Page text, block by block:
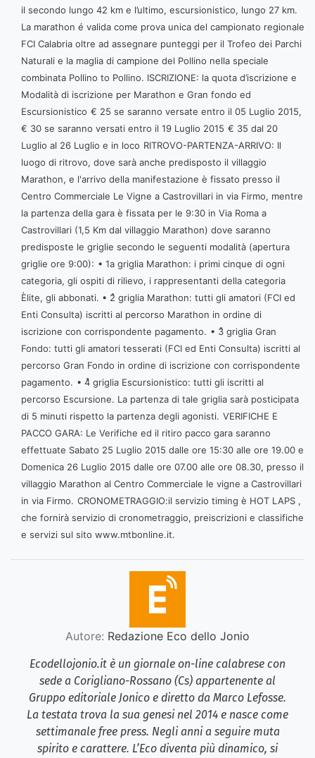
il secondo lungo 42 km e l’ultimo, escursionistico, lungo 27 km.
La marathon é valida come prova unica del campionato regionale
FCI Calabria oltre ad assegnare punteggi per il Trofeo dei Parchi
Naturali e la maglia di campione del Pollino nella speciale
combinata Pollino to Pollino. ISCRIZIONE: la quota d’iscrizione e
Modalità di iscrizione per Marathon e Gran fondo ed
Escursionistico € 25 se saranno versate entro il 05 Luglio 2015,
€ 30 se saranno versati entro il 19 Luglio 2015 € 35 dal 20
Luglio al 26 Luglio e in loco RITROVO-PARTENZA-ARRIVO: Il
luogo di ritrovo, dove sarà anche predisposto il villaggio
Marathon, e l'arrivo della manifestazione è fissato presso il
Centro Commerciale Le Vigne a Castrovillari in via Firmo, mentre
la partenza della gara è fissata per le 9:30 in Via Roma a
Castrovillari (1,5 Km dal villaggio Marathon) dove saranno
predisposte le griglie secondo le seguenti modalità (apertura
griglie ore 9:00): • 1a griglia Marathon: i primi cinque di ogni
categoria, gli ospiti di rilievo, i rappresentanti della categoria
Èlite, gli abbonati. • 2ͣ griglia Marathon: tutti gli amatori (FCI ed
Enti Consulta) iscritti al percorso Marathon in ordine di
iscrizione con corrispondente pagamento. • 3ͣ griglia Gran
Fondo: tutti gli amatori tesserati (FCI ed Enti Consulta) iscritti al
percorso Gran Fondo in ordine di iscrizione con corrispondente
pagamento. • 4ͣ griglia Escursionistico: tutti gli iscritti al
percorso Escursione. La partenza di tale griglia sarà posticipata
di 5 minuti rispetto la partenza degli agonisti. VERIFICHE E
PACCO GARA: Le Verifiche ed il ritiro pacco gara saranno
effettuate Sabato 25 Luglio 2015 dalle ore 15:30 alle ore 19.00 e
Domenica 26 Luglio 2015 dalle ore 07.00 alle ore 08.30, presso il
villaggio Marathon al Centro Commerciale le vigne a Castrovillari
in via Firmo. CRONOMETRAGGIO:il servizio timing è HOT LAPS ,
che fornirà servizio di cronometraggio, preiscrizioni e classifiche
e servizi sul sito www.mtbonline.it.
Autore: Redazione Eco dello Jonio
Ecodellojonio.it è un giornale on-line calabrese con
sede a Corigliano-Rossano (Cs) appartenente al
Gruppo editoriale Jonico e diretto da Marco Lefosse.
La testata trova la sua genesi nel 2014 e nasce come
settimanale free press. Negli anni a seguire muta
spirito e carattere. L’Eco diventa più dinamico, si